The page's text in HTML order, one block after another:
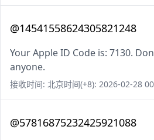
@14541558624305821248
Your Apple ID Code is: 7130.
anyone.
接收时间: 北京时间(+8): 2026-02-28
@57816875232425921088